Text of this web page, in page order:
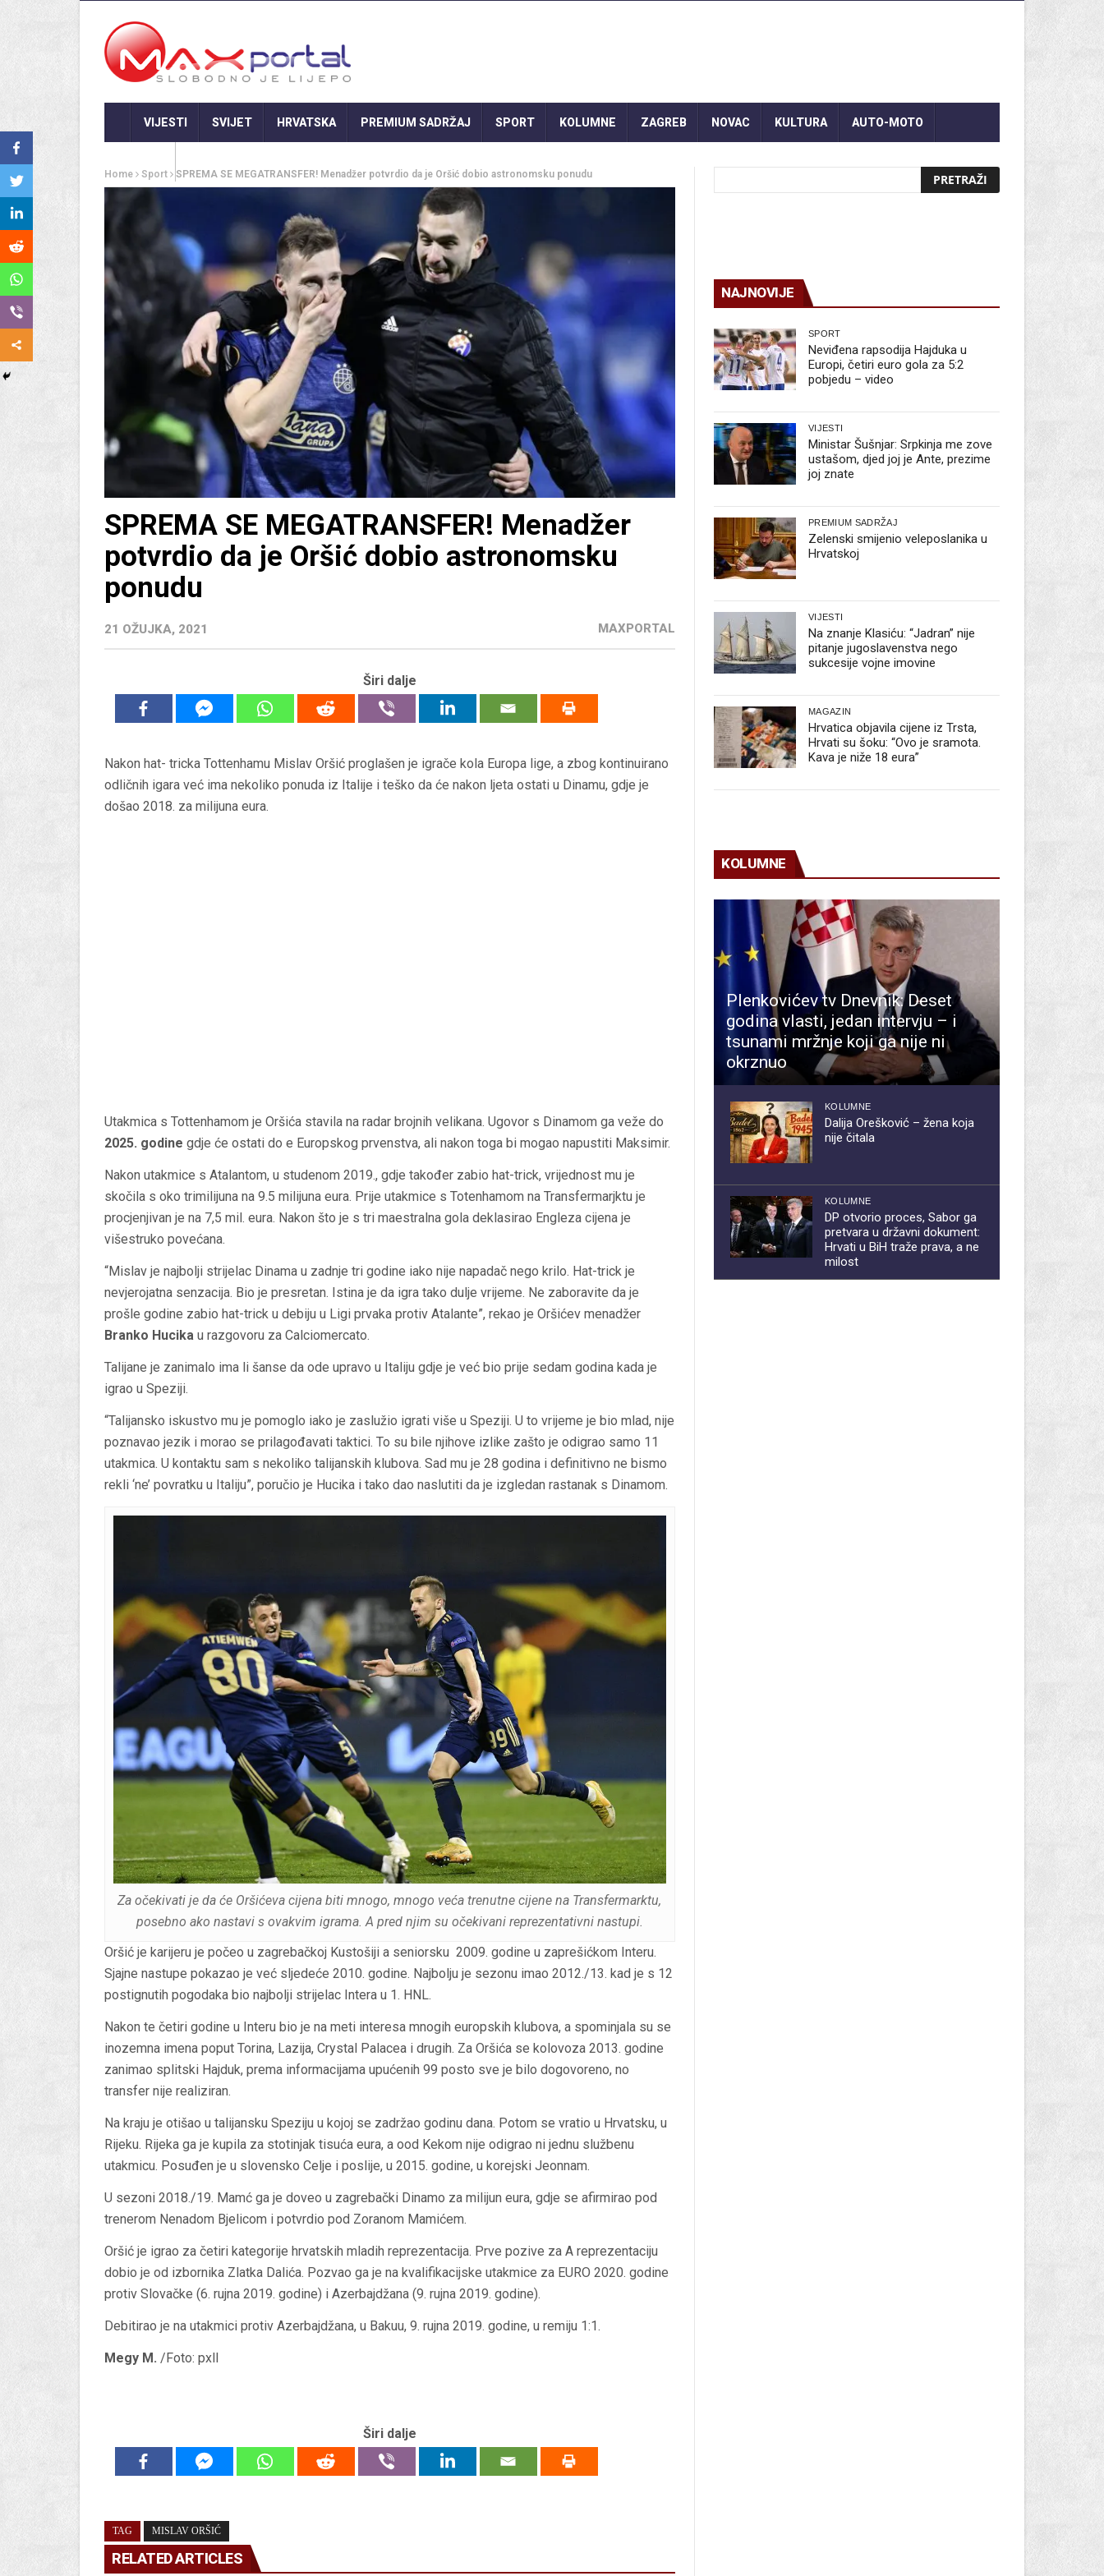
VIJESTI SVIJET HRVATSKA PREMIUM SADRŽAJ SPORT KOLUMNE ZAGREB NOVAC KULTURA AUTO-MOTO
Home Sport SPREMA SE MEGATRANSFER! Menadžer potvrdio da je Oršić dobio astronomsku ponudu
SPREMA SE MEGATRANSFER! Menadžer
potvrdio da je Oršić dobio astronomsku
ponudu
21 OŽUJKA, 2021 MAXPORTAL
Širi dalje
Nakon hat- tricka Tottenhamu Mislav Oršić proglašen je igrače kola Europa lige, a zbog kontinuirano
odličnih igara već ima nekoliko ponuda iz Italije i teško da će nakon ljeta ostati u Dinamu, gdje je
došao 2018. za milijuna eura.
Utakmica s Tottenhamom je Oršića stavila na radar brojnih velikana. Ugovor s Dinamom ga veže do
2025. godine gdje će ostati do e Europskog prvenstva, ali nakon toga bi mogao napustiti Maksimir.
Nakon utakmice s Atalantom, u studenom 2019., gdje također zabio hat-trick, vrijednost mu je
skočila s oko trimilijuna na 9.5 milijuna eura. Prije utakmice s Totenhamom na Transfermarjktu je
procjenjivan je na 7,5 mil. eura. Nakon što je s tri maestralna gola deklasirao Engleza cijena je
višestruko povećana.
“Mislav je najbolji strijelac Dinama u zadnje tri godine iako nije napadač nego krilo. Hat-trick je
nevjerojatna senzacija. Bio je presretan. Istina je da igra tako dulje vrijeme. Ne zaboravite da je
prošle godine zabio hat-trick u debiju u Ligi prvaka protiv Atalante”, rekao je Oršićev menadžer
Branko Hucika u razgovoru za Calciomercato.
Talijane je zanimalo ima li šanse da ode upravo u Italiju gdje je već bio prije sedam godina kada je
igrao u Speziji.
“Talijansko iskustvo mu je pomoglo iako je zaslužio igrati više u Speziji. U to vrijeme je bio mlad, nije
poznavao jezik i morao se prilagođavati taktici. To su bile njihove izlike zašto je odigrao samo 11
utakmica. U kontaktu sam s nekoliko talijanskih klubova. Sad mu je 28 godina i definitivno ne bismo
rekli ‘ne’ povratku u Italiju”, poručio je Hucika i tako dao naslutiti da je izgledan rastanak s Dinamom.
Za očekivati je da će Oršićeva cijena biti mnogo, mnogo veća trenutne cijene na Transfermarktu,
posebno ako nastavi s ovakvim igrama. A pred njim su očekivani reprezentativni nastupi.
Oršić je karijeru je počeo u zagrebačkoj Kustošiji a seniorsku 2009. godine u zaprešićkom Interu.
Sjajne nastupe pokazao je već sljedeće 2010. godine. Najbolju je sezonu imao 2012./13. kad je s 12
postignutih pogodaka bio najbolji strijelac Intera u 1. HNL.
Nakon te četiri godine u Interu bio je na meti interesa mnogih europskih klubova, a spominjala su se
inozemna imena poput Torina, Lazija, Crystal Palacea i drugih. Za Oršića se kolovoza 2013. godine
zanimao splitski Hajduk, prema informacijama upućenih 99 posto sve je bilo dogovoreno, no
transfer nije realiziran.
Na kraju je otišao u talijansku Speziju u kojoj se zadržao godinu dana. Potom se vratio u Hrvatsku, u
Rijeku. Rijeka ga je kupila za stotinjak tisuća eura, a ood Kekom nije odigrao ni jednu službenu
utakmicu. Posuđen je u slovensko Celje i poslije, u 2015. godine, u korejski Jeonnam.
U sezoni 2018./19. Mamć ga je doveo u zagrebački Dinamo za milijun eura, gdje se afirmirao pod
trenerom Nenadom Bjelicom i potvrdio pod Zoranom Mamićem.
Oršić je igrao za četiri kategorije hrvatskih mladih reprezentacija. Prve pozive za A reprezentaciju
dobio je od izbornika Zlatka Dalića. Pozvao ga je na kvalifikacijske utakmice za EURO 2020. godine
protiv Slovačke (6. rujna 2019. godine) i Azerbajdžana (9. rujna 2019. godine).
Debitirao je na utakmici protiv Azerbajdžana, u Bakuu, 9. rujna 2019. godine, u remiju 1:1.
Megy M. /Foto: pxll
Širi dalje
TAG MISLAV ORŠIĆ
RELATED ARTICLES
NAJNOVIJE
SPORT
Neviđena rapsodija Hajduka u
Europi, četiri euro gola za 5:2
pobjedu – video
VIJESTI
Ministar Šušnjar: Srpkinja me zove
ustašom, djed joj je Ante, prezime
joj znate
PREMIUM SADRŽAJ
Zelenski smijenio veleposlanika u
Hrvatskoj
VIJESTI
Na znanje Klasiću: “Jadran” nije
pitanje jugoslavenstva nego
sukcesije vojne imovine
MAGAZIN
Hrvatica objavila cijene iz Trsta,
Hrvati su šoku: “Ovo je sramota.
Kava je niže 18 eura”
KOLUMNE
Plenkovićev tv Dnevnik: Deset
godina vlasti, jedan intervju – i
tsunami mržnje koji ga nije ni
okrznuo
KOLUMNE
Dalija Orešković – žena koja
nije čitala
KOLUMNE
DP otvorio proces, Sabor ga
pretvara u državni dokument:
Hrvati u BiH traže prava, a ne
milost